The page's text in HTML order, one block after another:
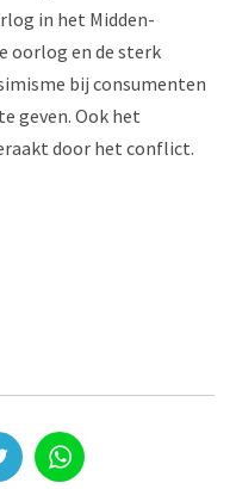
in het Midden-
oorlog en de sterk
bij consumenten
geven. Ook het
door het conflict.